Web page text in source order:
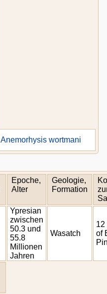
Anemorhysis wortmani
Epoche,
Alter
Geologie,
Formation
Ypresian
zwischen
50.3 und
55.8
Millionen
Jahren
Wasatch
12
of